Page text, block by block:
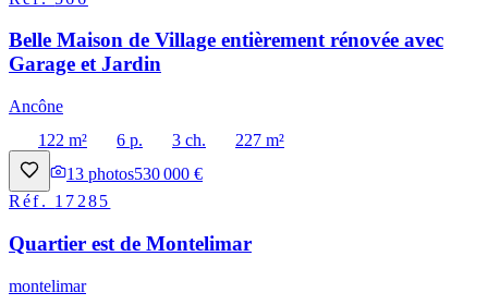
Belle Maison de Village entièrement rénovée avec
Garage et Jardin
Ancône
122 m²
6 p. 3 ch.
227 m²
13 photos530 000 €
Réf. 17285
Quartier est de Montelimar
montelimar